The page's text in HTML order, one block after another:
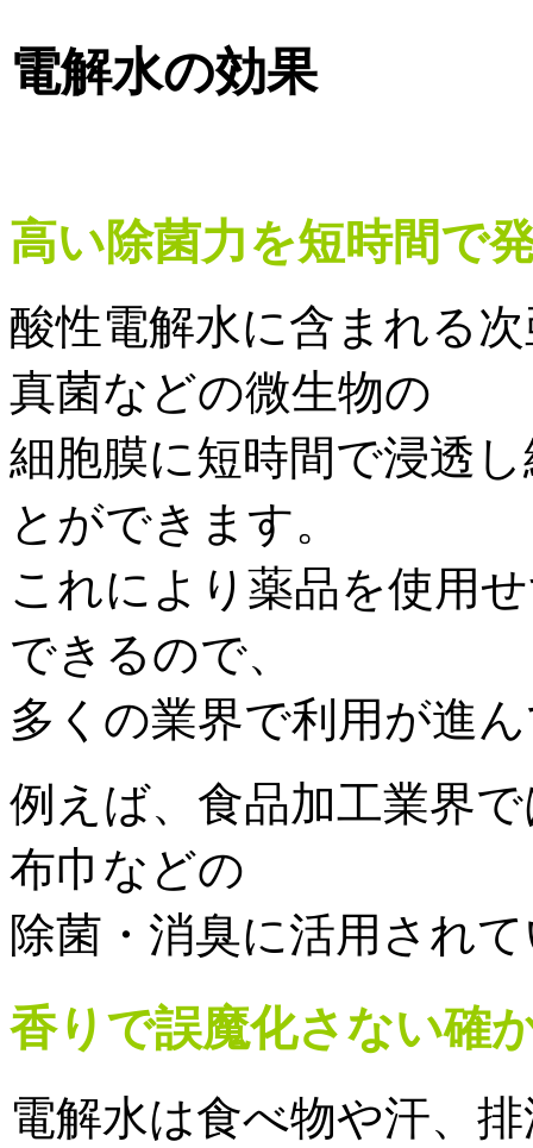
電解水の効果
高い除菌力を短時間で
酸性電解水に含まれる
真菌などの微生物の
細胞膜に短時間で浸透
とができます。
これにより薬品を使用
できるので、
多くの業界で利用が進
例えば、食品加工業界
布巾などの
除菌・消臭に活用され
香りで誤魔化さない確
電解水は食べ物や汗、